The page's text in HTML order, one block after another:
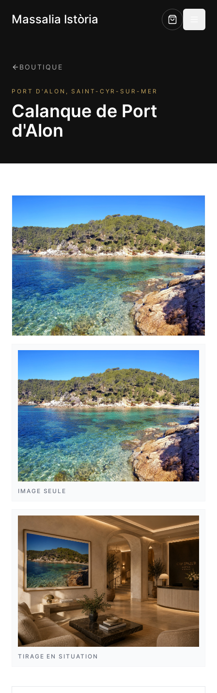
Massalia Istòria
BOUTIQUE
PORT D'ALON, SAINT-CYR-SUR-MER
Calanque de Port
d'Alon
IMAGE SEULE
TIRAGE EN SITUATION